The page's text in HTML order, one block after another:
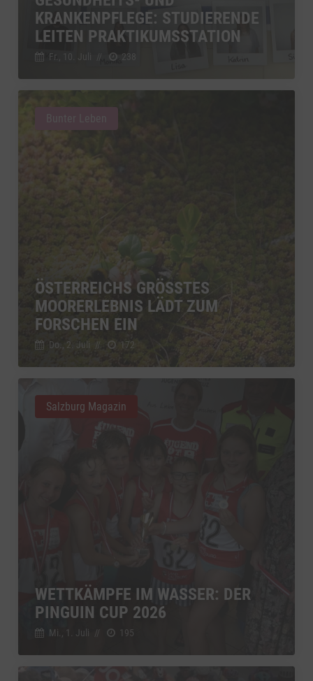
KRANKENPFLEGE: STUDIERENDE
LEITEN PRAKTIKUMSSTATION
Fr., 10. Juli // 238
ÖSTERREICHS GRÖSSTES M
OORERLEBNIS LÄDT ZUM F
ORSCHEN EIN
Do., 2. Juli // 172
WETTKÄMPFE IM WASSER: DER
PINGUIN CUP 2026
Mi., 1. Juli // 195
Salzburg Magazin